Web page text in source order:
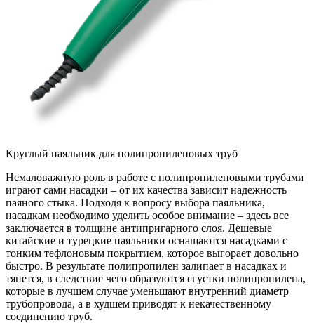
Круглый паяльник для полипропиленовых труб
Немаловажную роль в работе с полипропиленовыми трубами
играют сами насадки – от их качества зависит надежность
паяного стыка. Подходя к вопросу выбора паяльника,
насадкам необходимо уделить особое внимание – здесь все
заключается в толщине антипригарного слоя. Дешевые
китайские и турецкие паяльники оснащаются насадками с
тонким тефлоновым покрытием, которое выгорает довольно
быстро. В результате полипропилен залипает в насадках и
тянется, в следствие чего образуются сгустки полипропилена,
которые в лучшем случае уменьшают внутренний диаметр
трубопровода, а в худшем приводят к некачественному
соединению труб.